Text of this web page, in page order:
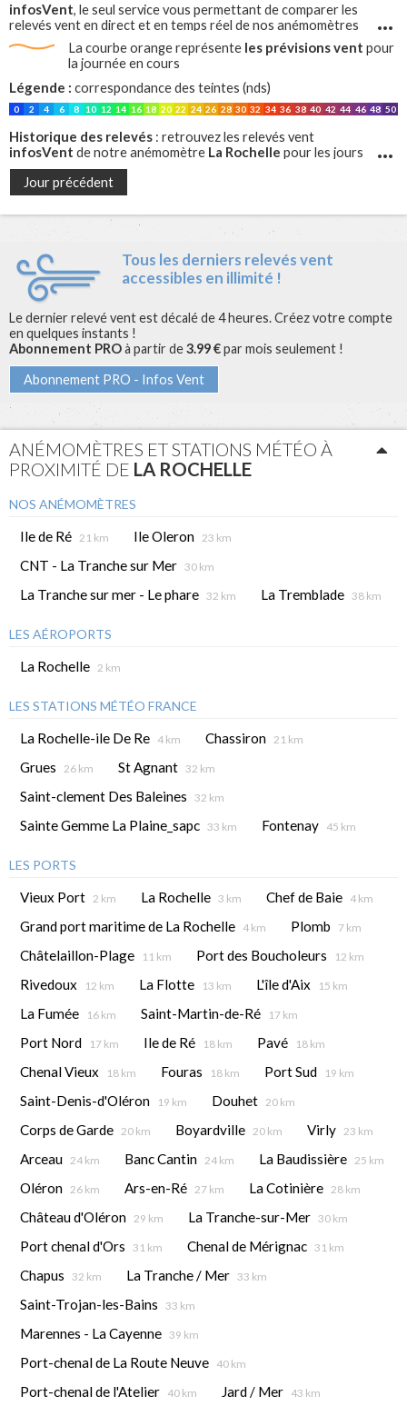
infosVent, le seul service vous permettant de comparer les
relevés vent en direct et en temps réel de nos anémomètres
avec les prévisions vent, sur tout le littoral francais !
La courbe orange représente les prévisions vent pour
la journée en cours
Légende : correspondance des teintes (nds)
0 2 4 6 8 10 12 14 16 18 20 22 24 26 28 30 32 34 36 38 40 42 44 46 48 50
Historique des relevés : retrouvez les relevés vent
infosVent de notre anémomètre La Rochelle pour les jours
précédents
Jour précédent
Tous les derniers relevés vent
accessibles en illimité !
Le dernier relevé vent est décalé de 4 heures. Créez votre compte
en quelques instants !
Abonnement PROà partir de3.99 €par mois seulement !
Abonnement PRO - Infos Vent
ANÉMOMÈTRES ET STATIONS MÉTÉO À
PROXIMITÉ DE LA ROCHELLE
NOS ANÉMOMÈTRES
Ile de Ré 21 km Ile Oleron 23 km
CNT - La Tranche sur Mer 30 km
La Tranche sur mer - Le phare 32 km La Tremblade 38 km
LES AÉROPORTS
La Rochelle 2 km
LES STATIONS MÉTÉO FRANCE
La Rochelle-ile De Re 4 km Chassiron 21 km
Grues 26 km St Agnant 32 km
Saint-clement Des Baleines 32 km
Sainte Gemme La Plaine_sapc 33 km Fontenay 45 km
LES PORTS
Vieux Port 2 km La Rochelle 3 km Chef de Baie 4 km
Grand port maritime de La Rochelle 4 km Plomb 7 km
Châtelaillon-Plage 11 km Port des Boucholeurs 12 km
Rivedoux 12 km La Flotte 13 km L'île d'Aix 15 km
La Fumée 16 km Saint-Martin-de-Ré 17 km
Port Nord 17 km Ile de Ré 18 km Pavé 18 km
Chenal Vieux 18 km Fouras 18 km Port Sud 19 km
Saint-Denis-d'Oléron 19 km Douhet 20 km
Corps de Garde 20 km Boyardville 20 km Virly 23 km
Arceau 24 km Banc Cantin 24 km La Baudissière 25 km
Oléron 26 km Ars-en-Ré 27 km La Cotinière 28 km
Château d'Oléron 29 km La Tranche-sur-Mer 30 km
Port chenal d'Ors 31 km Chenal de Mérignac 31 km
Chapus 32 km La Tranche / Mer 33 km
Saint-Trojan-les-Bains 33 km
Marennes - La Cayenne 39 km
Port-chenal de La Route Neuve 40 km
Port-chenal de l'Atelier 40 km Jard / Mer 43 km